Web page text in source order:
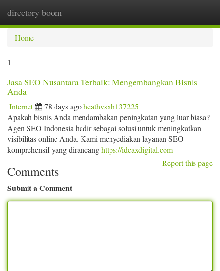
directory boom
Home
1
Jasa SEO Nusantara Terbaik: Mengembangkan Bisnis
Anda
Internet 78 days agoheathvsxh137225
Apakah bisnis Anda mendambakan peningkatan yang luar biasa?
Agen SEO Indonesia hadir sebagai solusi untuk meningkatkan
visibilitas online Anda. Kami menyediakan layanan SEO
komprehensif yang dirancanghttps://ideaxdigital.com
Report this page
Comments
Submit a Comment